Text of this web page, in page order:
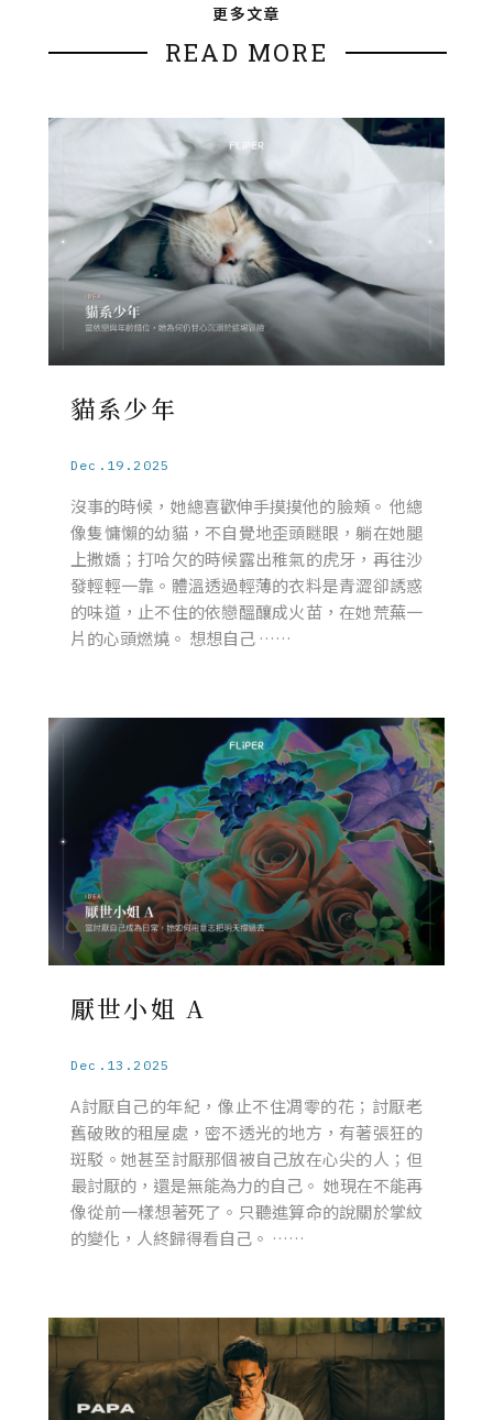
更多文章
READ MORE
貓系少年
Dec.19.2025
沒事的時候，她總喜歡伸手摸摸他的臉頰。 他總
像隻慵懶的幼貓，不自覺地歪頭瞇眼，躺在她腿
上撒嬌；打哈欠的時候露出稚氣的虎牙，再往沙
發輕輕一靠。體溫透過輕薄的衣料是青澀卻誘惑
的味道，止不住的依戀醞釀成火苗，在她荒蕪一
片的心頭燃燒。 想想自己 ……
厭世小姐 A
Dec.13.2025
A討厭自己的年紀，像止不住凋零的花；討厭老
舊破敗的租屋處，密不透光的地方，有著張狂的
斑駁。她甚至討厭那個被自己放在心尖的人；但
最討厭的，還是無能為力的自己。 她現在不能再
像從前一樣想著死了。只聽進算命的說關於掌紋
的變化，人終歸得看自己。 ……